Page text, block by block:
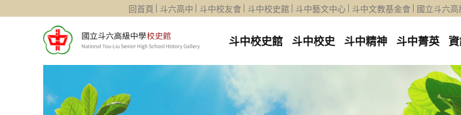
回首頁 斗六高中 斗中校友會 斗中校史館 斗中藝文中心 斗中文教基金會 國立斗六
斗中校史館 斗中校史 斗中精神 斗中菁英